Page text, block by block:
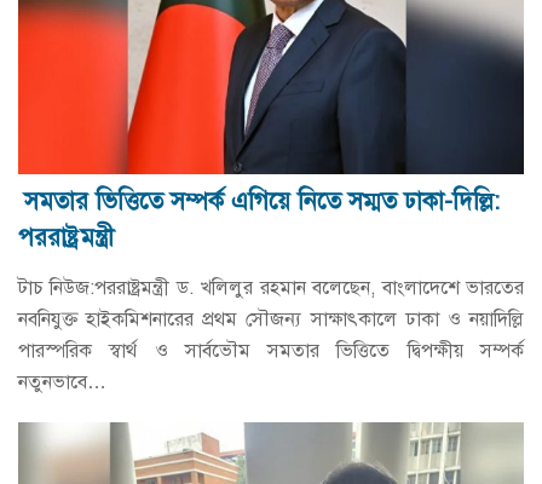
সমতার ভিত্তিতে সম্পর্ক এগিয়ে নিতে সম্মত ঢাকা-দিল্লি:
পররাষ্ট্রমন্ত্রী
টাচ নিউজ:পররাষ্ট্রমন্ত্রী ড. খলিলুর রহমান বলেছেন, বাংলাদেশে ভারতের
নবনিযুক্ত হাইকমিশনারের প্রথম সৌজন্য সাক্ষাৎকালে ঢাকা ও নয়াদিল্লি
পারস্পরিক স্বার্থ ও সার্বভৌম সমতার ভিত্তিতে দ্বিপক্ষীয় সম্পর্ক
নতুনভাবে…